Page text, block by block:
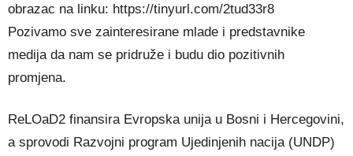
obrazac na linku: https://tinyurl.com/2tud33r8
Pozivamo sve zainteresirane mlade i predstavnike
medija da nam se pridruže i budu dio pozitivnih
promjena.
ReLOaD2 finansira Evropska unija u Bosni i Hercegovini,
a sprovodi Razvojni program Ujedinjenih nacija (UNDP)